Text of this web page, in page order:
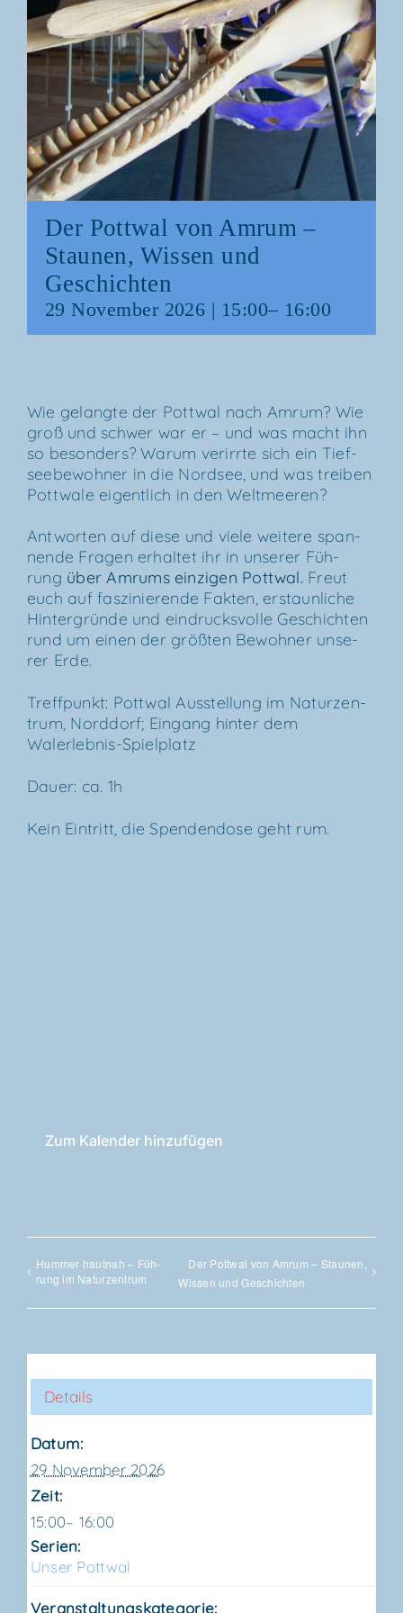
Der Pott­wal von Amrum –
Stau­nen, Wis­sen und
Geschichten
29 Novem­ber 2026 | 15:00– 16:00
Wie gelang­te der Pott­wal nach Amrum? Wie
groß und schwer war er – und was macht ihn
so beson­ders? War­um ver­irr­te sich ein Tief­
see­be­woh­ner in die Nord­see, und was trei­ben
Pott­wa­le eigent­lich in den Weltmeeren?
Ant­wor­ten auf die­se und vie­le wei­te­re span­
nen­de Fra­gen erhal­tet ihr in unse­rer Füh­
rung über Amrums ein­zi­gen Pott­wal.Freut
euch auf fas­zi­nie­ren­de Fak­ten, erstaun­li­che
Hin­ter­grün­de und ein­drucks­vol­le Geschich­ten
rund um einen der größ­ten Bewoh­ner unse­
rer Erde.
Treff­punkt: Pott­wal Aus­stel­lung im Natur­zen­
trum, Nord­dorf; Ein­gang hin­ter dem
Walerlebnis-Spielplatz
Dau­er: ca. 1h
Kein Ein­tritt, die Spen­den­do­se geht rum.
Zum Kalender hinzufügen
Hum­mer haut­nah – Füh­
rung im Naturzentrum
Der Pott­wal von Amrum – Stau­nen,
Wis­sen und Geschichten
Details
Datum:
29 November 2026
Zeit:
15:00– 16:00
Serien:
Unser Pott­wal
Veranstaltungskategorie: